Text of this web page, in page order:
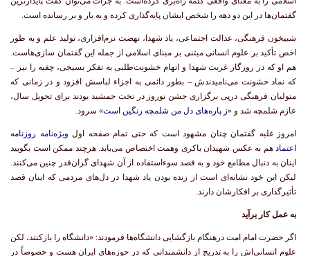
گفتمان‌ها در این دو دهه را شخص ایشان پایه‌گذاری کرده و به بار و بر رسانده است.
شبیخون فرهنگی، عدالت اجتماعی، یاد شهدا، نهضت نرم‌افزاری، تولید علم و به طور
اخص تأکید بر علوم انسانی مبتنی بر مبنای اسلامی از جمله این گفتمان ‌سازی‌هاست.
هم او که در روزگار غربت شهدا و اتهام خشونت‌طلبی به تفکر بسیجی، چفیه را نیز –
که نماد خشونت می‌نامیدندش – بطور دائمی به اجزاء لباسش افزود و در زمانی که
متولیان فرهنگی درپی برگزاری جشن نوروز در تخت جمشید بودند برای تحویل سال،
عازم شلمچه شد و «ز پاره‌های دل من شلمچه رنگین است» سرود.
امروز غلبه گفتمان چنان مشهود است که حتی تمام صفحه اول ویژه‌نامه روزنامه
اعتماد هم به عکس شهیدان باکری وهمت اختصاص می‌یابد. هرچند ممکن است بگویید
اینان به دنبال مطامع خود و به قصد سوءاستفاده از آن شهدای گران‌قدر چنین می‌کنند.
لیکن این خود نشانه‌ای است از زنده بودن یاد شهدا در دل‌های مردمی که اینان قصد
تأثیرگذاری بر افکارشان دارند.
به عمل کار برآید
اگر حضرت امام امت درهنگام بازگشایی دانشگاه‌ها فرمودند: «دانشگاه را بازکنند، لکن
علوم انسانی‌اش را به تدریج از دانشمندانی که در حوزه‌های ایران هست و خصوصاً در